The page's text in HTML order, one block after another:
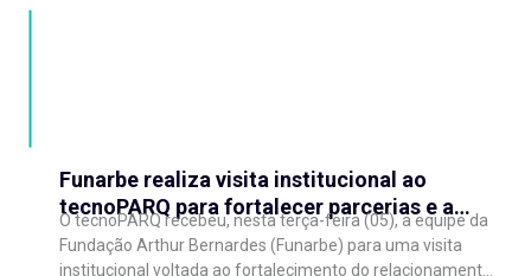
Funarbe realiza visita institucional ao
tecnoPARQ para fortalecer parcerias e a
gestão da inovação
O tecnoPARQ recebeu, nesta terça-feira (05), a equipe da
Fundação Arthur Bernardes (Funarbe) para uma visita
institucional voltada ao fortalecimento do relacionamento